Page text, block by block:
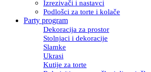
Izrezivači i nastavci
Podlošci za torte i kolače
Party program
Dekoracija za prostor
Stolnjaci i dekoracije
Slamke
Ukrasi
Kutije za torte